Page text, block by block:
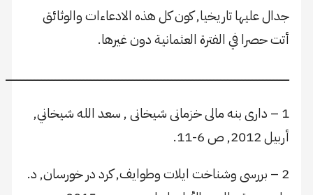
جدال عليها تاريخيا, كون كل هذه الادعاءات والوثائق
أتت حصرا في الفترة العثمانية دون غيرها.
ـــــــــــــــــــــــــــــــــــــــــــــــــــــــــــــــــــــــــــــــــــــــــــــــــــــــــــــــــــــــــــــــــــــــــــــــــــــــــــــــــــــــــــــــــــــــــــــــــــــــــــ
1 – دارى بنه مالى خزمانى شيخانى , سعد الله شيخاني,
أربيل 2012, ص 6-11.
2 – بررسى وشناخت ايلات وطوايف, كرد در خورسان, د.